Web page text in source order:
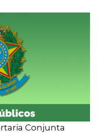
Conjunta